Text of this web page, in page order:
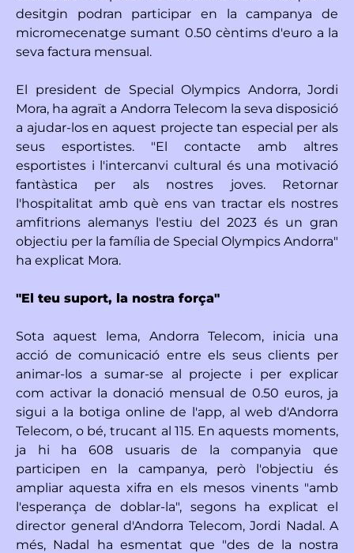
desitgin podran participar en la campanya de
micromecenatge sumant 0.50 cèntims d'euro a la
seva factura mensual.
El president de Special Olympics Andorra, Jordi
Mora, ha agraït a Andorra Telecom la seva disposició
a ajudar-los en aquest projecte tan especial per als
seus esportistes. "El contacte amb altres
esportistes i l'intercanvi cultural és una motivació
fantàstica per als nostres joves. Retornar
l'hospitalitat amb què ens van tractar els nostres
amfitrions alemanys l'estiu del 2023 és un gran
objectiu per la família de Special Olympics Andorra"
ha explicat Mora.
"El teu suport, la nostra força"
Sota aquest lema, Andorra Telecom, inicia una
acció de comunicació entre els seus clients per
animar-los a sumar-se al projecte i per explicar
com activar la donació mensual de 0.50 euros, ja
sigui a la botiga online de l'app, al web d'Andorra
Telecom, o bé, trucant al 115. En aquests moments,
ja hi ha 608 usuaris de la companyia que
participen en la campanya, però l'objectiu és
ampliar aquesta xifra en els mesos vinents "amb
l'esperança de doblar-la", segons ha explicat el
director general d'Andorra Telecom, Jordi Nadal. A
més, Nadal ha esmentat que "des de la nostra